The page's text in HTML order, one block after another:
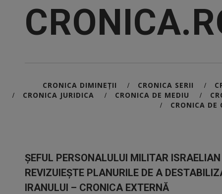
CRONICA DIMINEȚII / CRONICA SERII /
/ CRONICA JURIDICA / CRONICA DE MEDIU /
/ CRONICA DE
ȘEFUL PERSONALULUI MILITAR
REVIZUIEȘTE PLANURILE DE A
IRANULUI – CRONICA EXTERNĂ